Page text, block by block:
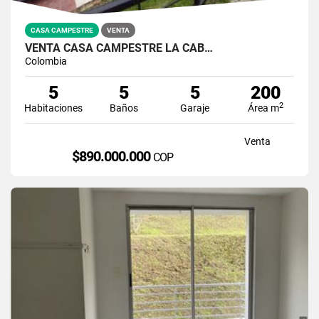
CASA CAMPESTRE VENTA
VENTA CASA CAMPESTRE LA CAB…
Colombia
5
Habitaciones
5
Baños
5
Garaje
200
Área m2
Venta
$890.000.000 COP